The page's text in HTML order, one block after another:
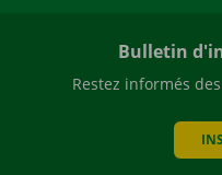
Bulletin
Restez informés